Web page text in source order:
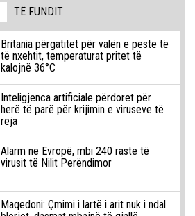
TË FUNDIT
Britania përgatitet për valën e pestë të
të nxehtit, temperaturat pritet të
kalojnë 36°C
Inteligjenca artificiale përdoret për
herë të parë për krijimin e viruseve të
reja
Alarm në Evropë, mbi 240 raste të
virusit të Nilit Perëndimor
Maqedoni: Çmimi i lartë i arit nuk i ndal